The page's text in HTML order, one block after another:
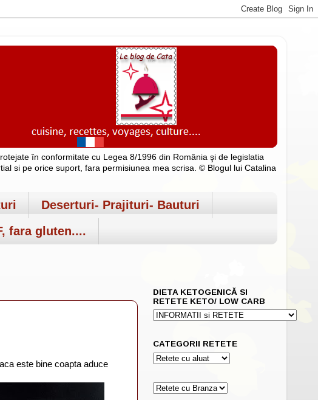
în conformitate cu Legea 8/1996 din România şi de legislatia
si pe orice suport, fara permisiunea mea scrisa. © Blogul lui Catalina
Deserturi- Prajituri- Bauturi
fara gluten....
este bine coapta aduce
DIETA KETOGENICĂ SI
RETETE KETO/ LOW CARB
CATEGORII RETETE